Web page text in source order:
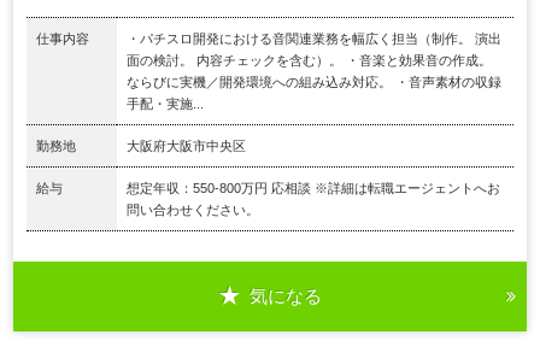
仕事内容
・パチスロ開発における音関連業務を幅広く担当（制作。 演出
面の検討。 内容チェックを含む）。 ・音楽と効果音の作成。
ならびに実機／開発環境への組み込み対応。 ・音声素材の収録
手配・実施...
勤務地 大阪府大阪市中央区
給与
想定年収：550-800万円 応相談 ※詳細は転職エージェントへお
問い合わせください。
気になる